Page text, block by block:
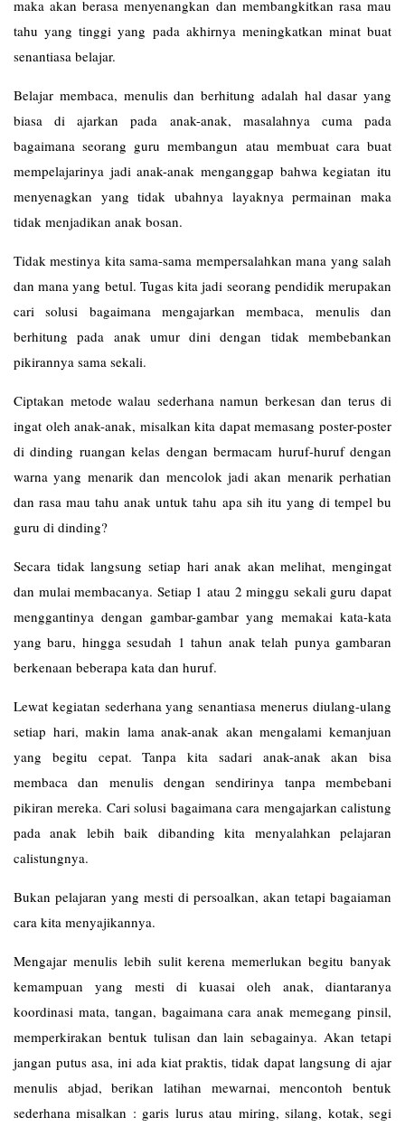
maka akan berasa menyenangkan dan membangkitkan rasa mau
tahu yang tinggi yang pada akhirnya meningkatkan minat buat
senantiasa belajar.
Belajar membaca, menulis dan berhitung adalah hal dasar yang
biasa di ajarkan pada anak-anak, masalahnya cuma pada
bagaimana seorang guru membangun atau membuat cara buat
mempelajarinya jadi anak-anak menganggap bahwa kegiatan itu
menyenagkan yang tidak ubahnya layaknya permainan maka
tidak menjadikan anak bosan.
Tidak mestinya kita sama-sama mempersalahkan mana yang salah
dan mana yang betul. Tugas kita jadi seorang pendidik merupakan
cari solusi bagaimana mengajarkan membaca, menulis dan
berhitung pada anak umur dini dengan tidak membebankan
pikirannya sama sekali.
Ciptakan metode walau sederhana namun berkesan dan terus di
ingat oleh anak-anak, misalkan kita dapat memasang poster-poster
di dinding ruangan kelas dengan bermacam huruf-huruf dengan
warna yang menarik dan mencolok jadi akan menarik perhatian
dan rasa mau tahu anak untuk tahu apa sih itu yang di tempel bu
guru di dinding?
Secara tidak langsung setiap hari anak akan melihat, mengingat
dan mulai membacanya. Setiap 1 atau 2 minggu sekali guru dapat
menggantinya dengan gambar-gambar yang memakai kata-kata
yang baru, hingga sesudah 1 tahun anak telah punya gambaran
berkenaan beberapa kata dan huruf.
Lewat kegiatan sederhana yang senantiasa menerus diulang-ulang
setiap hari, makin lama anak-anak akan mengalami kemanjuan
yang begitu cepat. Tanpa kita sadari anak-anak akan bisa
membaca dan menulis dengan sendirinya tanpa membebani
pikiran mereka. Cari solusi bagaimana cara mengajarkan calistung
pada anak lebih baik dibanding kita menyalahkan pelajaran
calistungnya.
Bukan pelajaran yang mesti di persoalkan, akan tetapi bagaiaman
cara kita menyajikannya.
Mengajar menulis lebih sulit kerena memerlukan begitu banyak
kemampuan yang mesti di kuasai oleh anak, diantaranya
koordinasi mata, tangan, bagaimana cara anak memegang pinsil,
memperkirakan bentuk tulisan dan lain sebagainya. Akan tetapi
jangan putus asa, ini ada kiat praktis, tidak dapat langsung di ajar
menulis abjad, berikan latihan mewarnai, mencontoh bentuk
sederhana misalkan : garis lurus atau miring, silang, kotak, segi